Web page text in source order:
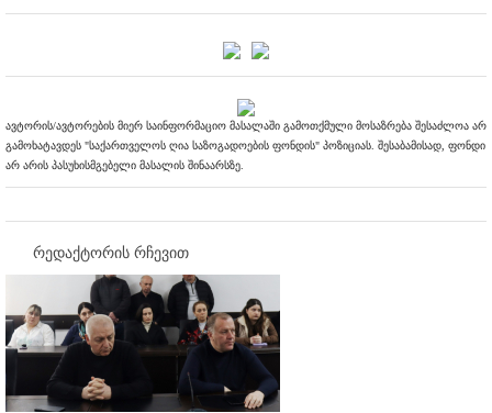
ავტორის/ავტორების მიერ საინფორმაციო მასალაში გამოთქმული მოსაზრება შესაძლოა არ
გამოხატავდეს "საქართველოს ღია საზოგადოების ფონდის" პოზიციას. შესაბამისად, ფონდი
არ არის პასუხისმგებელი მასალის შინაარსზე.
რედაქტორის რჩევით